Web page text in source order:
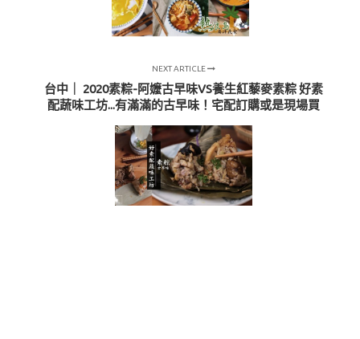
NEXT ARTICLE
台中｜ 2020素粽-阿嬤古早味VS養生紅藜麥素粽 好素
配蔬味工坊...有滿滿的古早味！宅配訂購或是現場買